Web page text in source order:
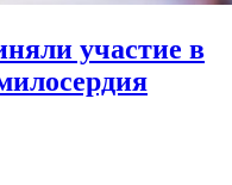
участие в